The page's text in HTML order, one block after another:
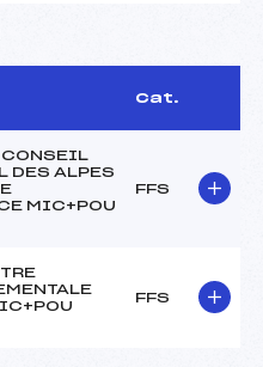
Cat.
CONSEIL
DES ALPES
MIC+POU
FFS
FFS